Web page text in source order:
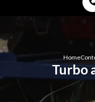
Home
Turbo